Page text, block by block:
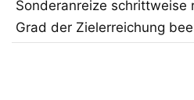
Sonderanreize schrittweise
Grad der Zielerreichung